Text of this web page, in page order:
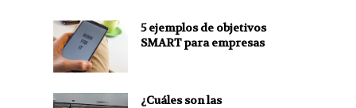
5 ejemplos de objetivos
SMART para empresas
¿Cuáles son las